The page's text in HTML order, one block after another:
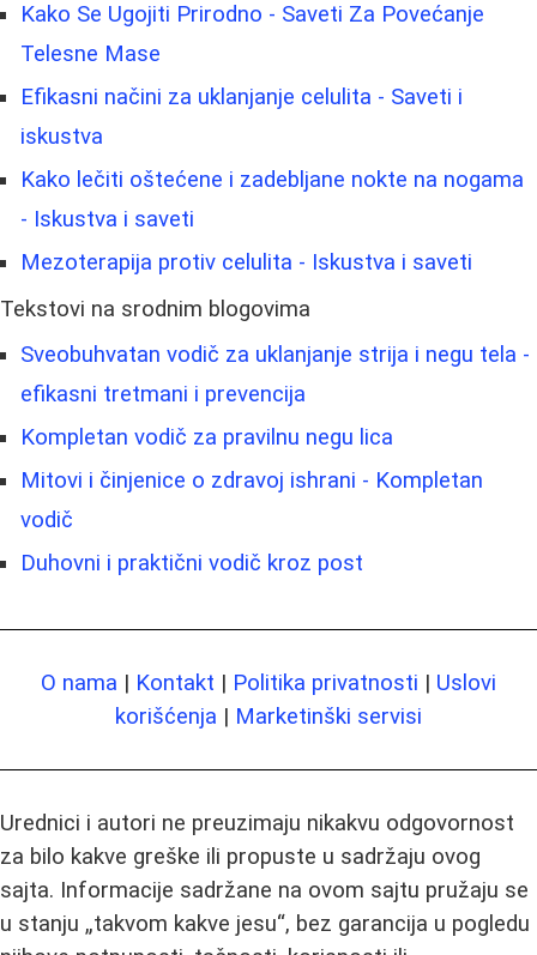
Kako Se Ugojiti Prirodno - Saveti Za Povećanje
Telesne Mase
Efikasni načini za uklanjanje celulita - Saveti i
iskustva
Kako lečiti oštećene i zadebljane nokte na nogama
- Iskustva i saveti
Mezoterapija protiv celulita - Iskustva i saveti
Tekstovi na srodnim blogovima
Sveobuhvatan vodič za uklanjanje strija i negu tela -
efikasni tretmani i prevencija
Kompletan vodič za pravilnu negu lica
Mitovi i činjenice o zdravoj ishrani - Kompletan
vodič
Duhovni i praktični vodič kroz post
O nama | Kontakt | Politika privatnosti | Uslovi
korišćenja | Marketinški servisi
Urednici i autori ne preuzimaju nikakvu odgovornost
za bilo kakve greške ili propuste u sadržaju ovog
sajta. Informacije sadržane na ovom sajtu pružaju se
u stanju „takvom kakve jesu“, bez garancija u pogledu